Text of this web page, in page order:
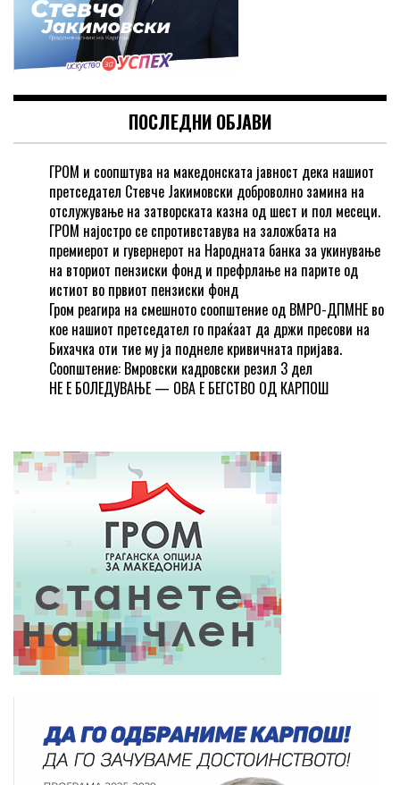
ПОСЛЕДНИ ОБЈАВИ
ГРОМ и соопштува на македонската јавност дека нашиот
претседател Стевче Јакимовски доброволно замина на
отслужување на затворската казна од шест и пол месеци.
ГРОМ најостро се спротивставува на заложбата на
премиерот и гувернерот на Народната банка за укинување
на вториот пензиски фонд и префрлање на парите од
истиот во првиот пензиски фонд
Гром реагира на смешното соопштение од ВМРО-ДПМНЕ во
кое нашиот претседател го праќаат да држи пресови на
Бихачка оти тие му ја поднеле кривичната пријава.
Соопштение: Вмровски кадровски резил 3 дел
НЕ Е БОЛЕДУВАЊЕ — ОВА Е БЕГСТВО ОД КАРПОШ